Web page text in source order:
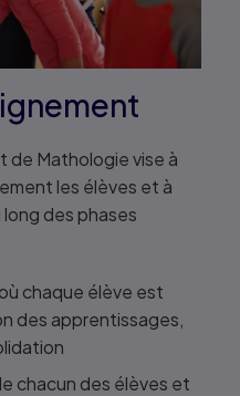
de Mathologie vise à
les élèves et à
des phases
chaque élève est
des apprentissages,
chacun des élèves et